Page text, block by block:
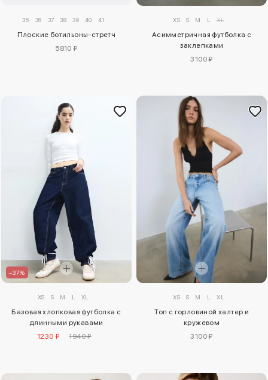
35 36 37 38 39 40 41
Плоские ботильоны-стретч
5810 ₽
XS S M L XL
Асимметричная футболка с
заклепками
3100 ₽
–37%
XS S M L XL
Базовая хлопковая футболка с
длинными рукавами
1230 ₽
1940 ₽
XS S M L XL
Топ с горловиной халтер и
кружевом
3100 ₽